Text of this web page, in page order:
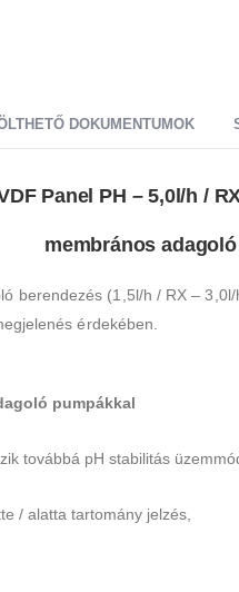
DOKUMENTUMOK
Panel PH – 5,0l/h /
membrános
berendezés (1,5l/h / RX –
érdekében.
pumpákkal
továbbá pH stabilitás
/ alatta tartomány jelzés,